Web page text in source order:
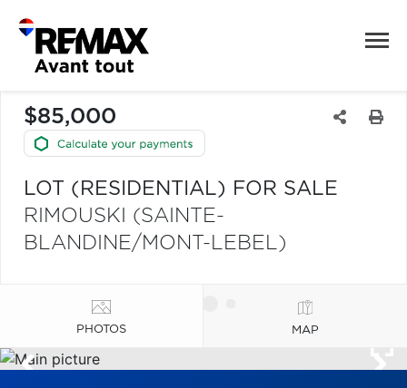
$85,000
LOT (RESIDENTIAL) FOR SALE
RIMOUSKI (SAINTE-
BLANDINE/MONT-LEBEL)
PHOTOS MAP